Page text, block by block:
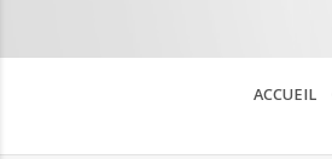
ACCUEIL